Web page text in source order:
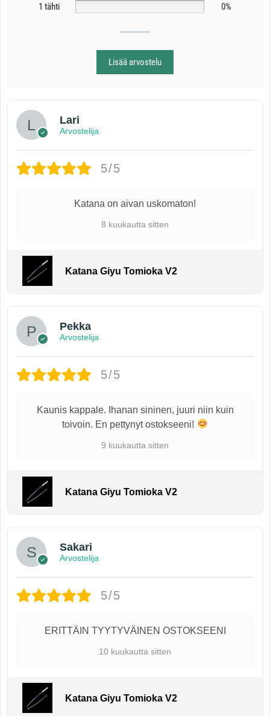
1 tähti
0%
Lisää arvostelu
Lari
Arvostelija
5/5
Katana on aivan uskomaton!
8 kuukautta sitten
Katana Giyu Tomioka V2
Pekka
Arvostelija
5/5
Kaunis kappale. Ihanan sininen, juuri niin kuin
toivoin. En pettynyt ostokseeni!
9 kuukautta sitten
Katana Giyu Tomioka V2
Sakari
Arvostelija
5/5
ERITTÄIN TYYTYVÄINEN OSTOKSEENI
10 kuukautta sitten
Katana Giyu Tomioka V2